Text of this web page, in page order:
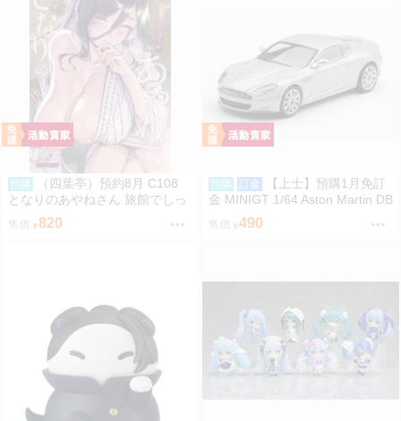
預購
（四葉亭）預約8月 C108
となりのあやねさん 旅館でしっ
ぽり編 ヘリを
820
預購 訂金
【上士】預購1月免訂
金 MINIGT 1/64 Aston Martin DB
S 2008 銀2008 左駕吊卡 39672
0809
490